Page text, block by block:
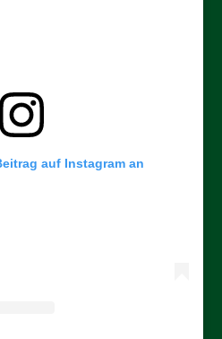
auf Instagram an